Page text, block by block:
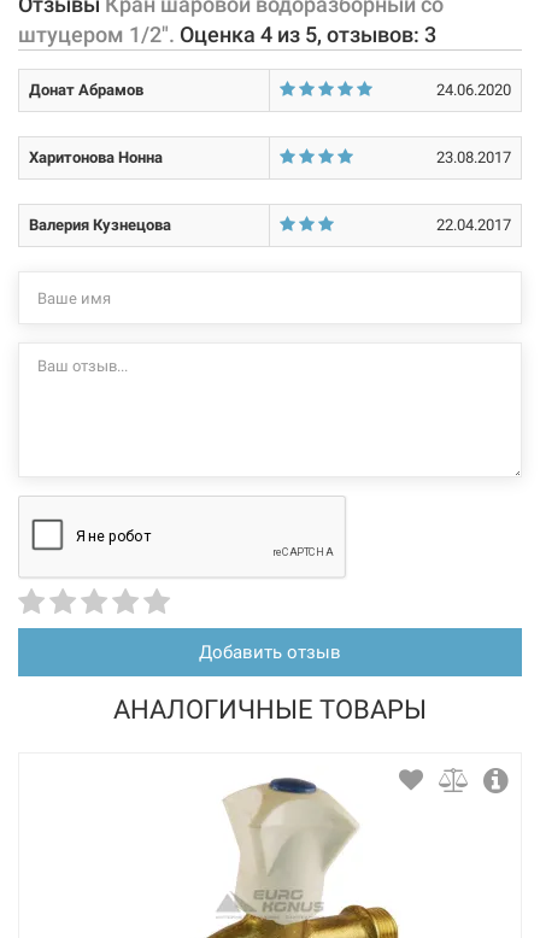
Материал затворной части:
Материал рассекателя: пластик ABS
Материал штуцера: сталь
Покрытие корпусных деталей: никелированное
угловым, с удлиненным корпусом и съемным штуцером.
Характеристики и конфигурация изделия, а также комплектация
товара могут изменяться производителем без уведомления. За
не несет.
штуцером 1/2". Оценка 4 из 5, отзывов: 3
Донат Абрамов 24.06.2020
Харитонова Нонна 23.08.2017
Валерия Кузнецова 22.04.2017
Добавить отзыв
АНАЛОГИЧНЫЕ ТОВАРЫ